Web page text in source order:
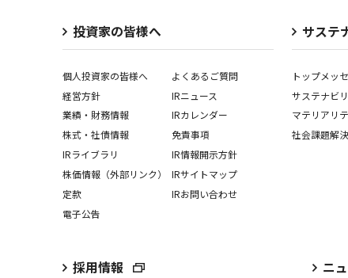
投資家の皆様へ
個人投資家の皆様へ
経営⽅針
業績・財務情報
株式・社債情報
IRライブラリ
株価情報（外部リンク）
定款
電子公告
よくあるご質問
IRニュース
IRカレンダー
免責事項
IR情報開⽰⽅針
IRサイトマップ
IRお問い合わせ
サステ
トップメッ
サステナビ
マテリアリ
社会課題解
採用情報 ニ